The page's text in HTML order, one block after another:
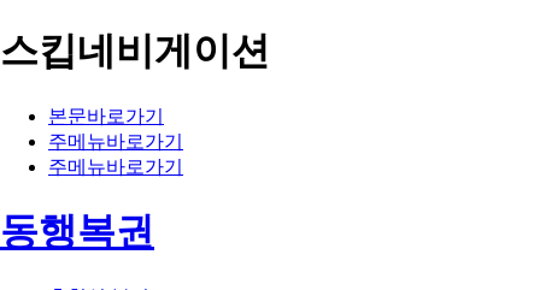
스킵네비게이션
본문바로가기
주메뉴바로가기
주메뉴바로가기
동행복권